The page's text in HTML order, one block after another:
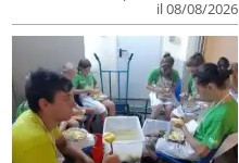
il 08/08/2026